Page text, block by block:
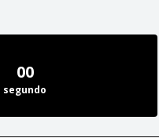
00
segundo